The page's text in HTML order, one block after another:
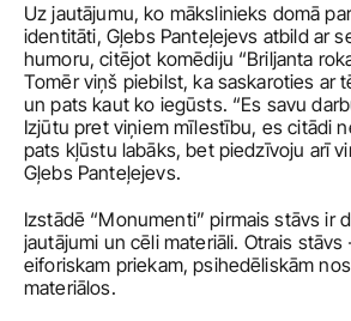
Uz jautājumu, ko mākslinieks domā
identitāti, Gļebs Panteļejevs atbild ar
humoru, citējot komēdiju “Briljanta
Tomēr viņš piebilst, ka saskaroties ar
un pats kaut ko iegūsts. “Es savu
Izjūtu pret viņiem mīlestību, es citādi
pats kļūstu labāks, bet piedzīvoju arī
Gļebs Panteļejevs.
Izstādē “Monumenti” pirmais stāvs ir
jautājumi un cēli materiāli. Otrais stāvs
eiforiskam priekam, psihedēliskām
materiālos.